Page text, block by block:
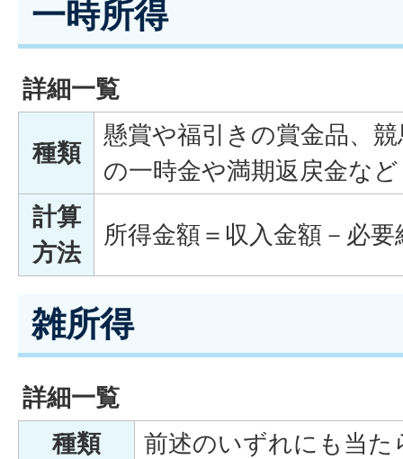
一時所得
詳細一覧
種類
懸賞や福引きの賞金品、
の一時金や満期返戻金など
計算
方法
所得金額＝収入金額－必
雑所得
詳細一覧
種類
前述のいずれにも当た